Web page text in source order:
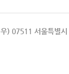
우) 07511 서울특별